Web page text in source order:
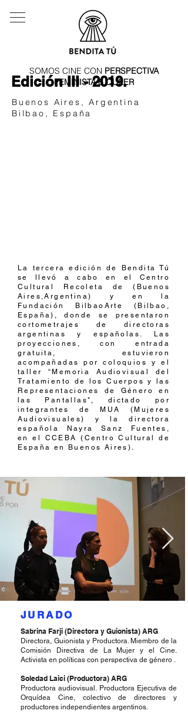
SOMOS CINE CON PERSPECTIVA
FEMINISTA & QUEER
Edición III - 2019.
Buenos Aires, Argentina
Bilbao, España
La tercera edición de Bendita Tú
se llevó a cabo en el Centro
Cultural Recoleta de (Buenos
Aires,Argentina) y en la
Fundación BilbaoArte (Bilbao,
España), donde se presentaron
cortometrajes de directoras
argentinas y españolas. Las
proyecciones, con entrada
gratuita, estuvieron
acompañadas por coloquios y el
taller “Memoria Audiovisual del
Tratamiento de los Cuerpos y las
Representaciones de Género en
las Pantallas", dictado por
integrantes de MUA (Mujeres
Audiovisuales) y la directora
española Nayra Sanz Fuentes,
en el CCEBA (Centro Cultural de
España en Buenos Aires).
JURADO
Sabrina Farji (Directora y Guionista) ARG
Directora, Guionista y Productora. Miembro de la
Comisión Directiva de La Mujer y el Cine.
Activista en políticas con perspectiva de género .
Soledad Laici (Productora) ARG
Productora audiovisual. Productora Ejecutiva de
Orquídea Cine, colectivo de directores y
productores independientes argentinos.